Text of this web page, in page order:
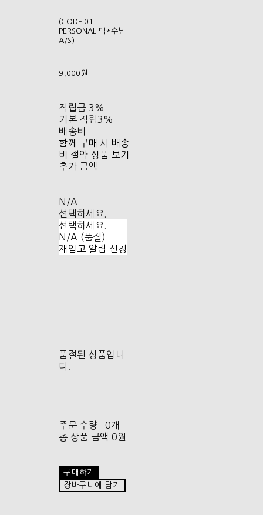
(CODE:01
PERSONAL 백*수님
A/S)
9,000원
적립금 3%
기본 적립3%
배송비 -
함께 구매 시 배송
비 절약 상품 보기
추가 금액
N/A
선택하세요.
선택하세요.
N/A (품절)
재입고 알림 신청
품절된 상품입니
다.
주문 수량
0개
총 상품 금액 0원
구매하기
장바구니에 담기